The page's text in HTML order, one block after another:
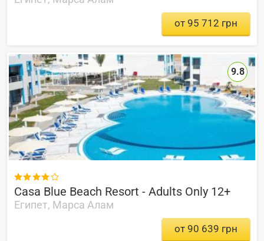
от 95 712 грн

Casa Blue Beach Resort - Adults Only 12+
Египет, Марса Алам
9.8
от 90 639 грн